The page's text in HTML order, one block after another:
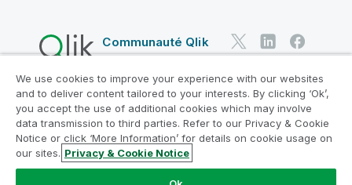
Communauté Qlik
Contrats juridiques
Conditions d'utilisation des produits
Legal Policies
Conditions légales
Conditions d'utilisation
Marques
Do Not Share My Info
We use cookies to improve your experience with our websites
and to deliver content tailored to your interests. By clicking ‘Ok’,
you accept the use of additional cookies which may involve
data transmission to third parties. Refer to our Privacy & Cookie
Notice or click ‘More Information’ for details on cookie usage on
our sites. Privacy & Cookie Notice